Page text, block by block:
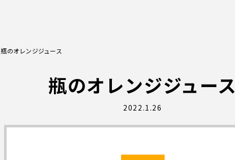
瓶のオレンジジュース
瓶のオレンジジュース
2022.1.26